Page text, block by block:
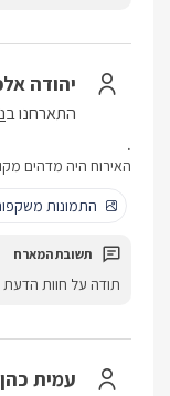
יהודה
התארחנו ב
.
האירוח היה מדהים
התמונות
תודה על חוות
עמית כהן